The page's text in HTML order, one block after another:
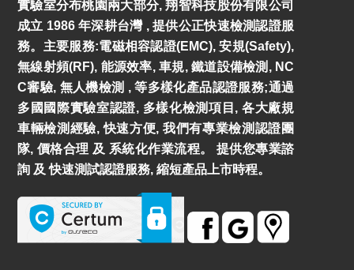
實驗室分布桃園兩大部分, 翔智科技股份有限公司
成立 1986 年深耕台灣 , 提供公正快速檢測認證服
務。主要服務:電磁相容認證(EMC), 安規(Safety),
無線射頻(RF), 能源效率, 車規, 鐵道設備檢測, NC
C審驗, 無人機檢測 , 等多樣化產品認證服務;通過
多國國際實驗室認證, 多樣化檢測項目, 各大廠規
車輛檢測經驗, 快速方便, 我們有專業檢測認證團
隊, 價格合理 及 系統化作業流程。 提供您專業諮
詢 及 快速測試認證服務, 縮短產品上市時程。